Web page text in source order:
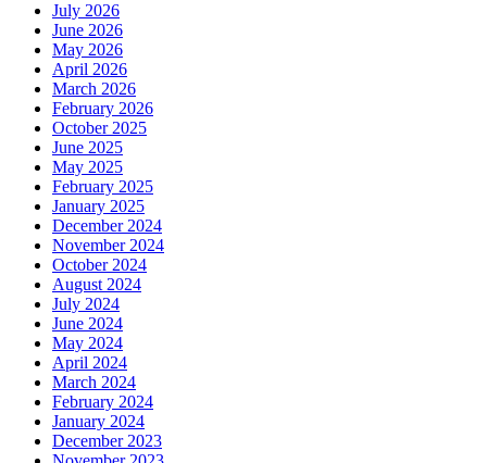
July 2026
June 2026
May 2026
April 2026
March 2026
February 2026
October 2025
June 2025
May 2025
February 2025
January 2025
December 2024
November 2024
October 2024
August 2024
July 2024
June 2024
May 2024
April 2024
March 2024
February 2024
January 2024
December 2023